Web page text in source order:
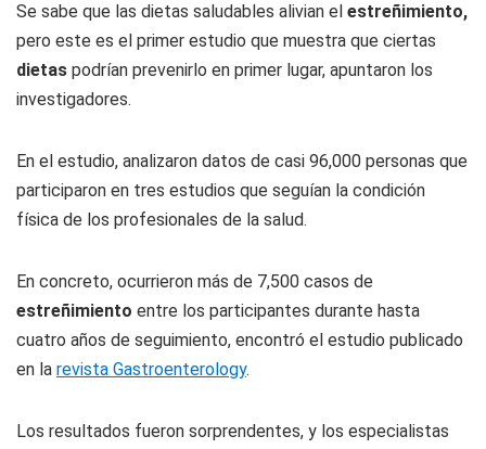
Se sabe que las dietas saludables alivian el estreñimiento,
pero este es el primer estudio que muestra que ciertas
dietas podrían prevenirlo en primer lugar, apuntaron los
investigadores.
En el estudio, analizaron datos de casi 96,000 personas que
participaron en tres estudios que seguían la condición
física de los profesionales de la salud.
En concreto, ocurrieron más de 7,500 casos de
estreñimiento entre los participantes durante hasta
cuatro años de seguimiento, encontró el estudio publicado
en la revista Gastroenterology.
Los resultados fueron sorprendentes, y los especialistas